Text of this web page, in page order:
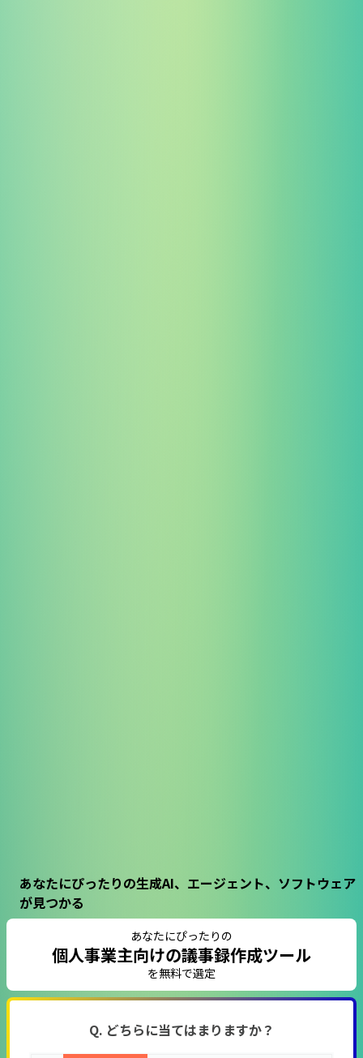
あなたにぴったりの生成AI、エージェント、ソフトウェア
が見つかる
あなたにぴったりの
個人事業主向けの議事録作成ツール
を無料で選定
Q. どちらに当てはまりますか？